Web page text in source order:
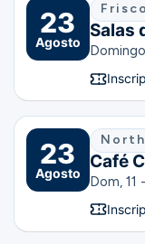
23
Agosto
Frisco
Salas
23
Agosto
Café
Dom, 11